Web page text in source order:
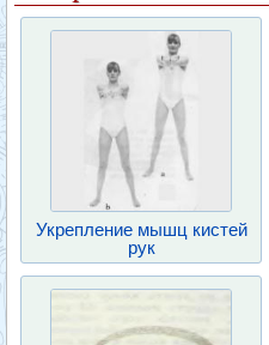
Укрепление мышц кистей
рук